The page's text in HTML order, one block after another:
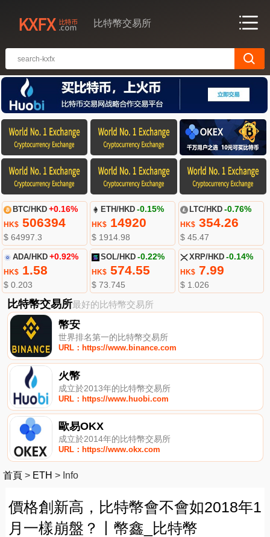
比特幣交易所
BTC/HKD +0.16%
HK$506394
$ 64997.3
ETH/HKD -0.15%
HK$ 14920
$ 1914.98
LTC/HKD -0.76%
HK$354.26
$ 45.47
ADA/HKD +0.92%
HK$1.58
$ 0.203
SOL/HKD -0.22%
HK$ 574.55
$ 73.745
XRP/HKD -0.14%
HK$7.99
$ 1.026
比特幣交易所最好的比特幣交易所
幣安
世界排名第一的比特幣交易所
URL：https://www.binance.com
火幣
成立於2013年的比特幣交易所
URL：https://www.huobi.com
歐易OKX
成立於2014年的比特幣交易所
URL：https://www.okx.com
首頁 > ETH > Info
價格創新高，比特幣會不會如2018年1
月一樣崩盤？丨幣鑫_比特幣